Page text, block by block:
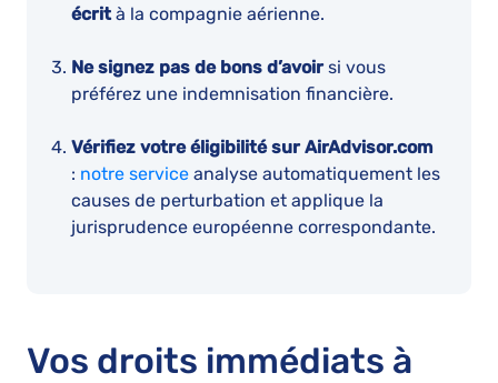
écrità la compagnie aérienne.
Ne signez pas de bons d’avoirsi vous
préférez une indemnisation financière.
Vérifiez votre éligibilité sur AirAdvisor.com
: notre service analyse automatiquement les
causes de perturbation et applique la
jurisprudence européenne correspondante.
Vos droits immédiats à